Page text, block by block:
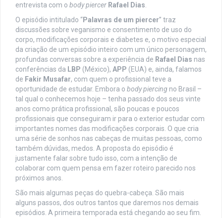
entrevista com o body piercer Rafael Dias
O episódio intitulado “Palavras de um piercer” traz
discussões sobre veganismo e consentimento de uso do
corpo, modificações corporais e diabetes e, o motivo especial
da criação de um episódio inteiro com um único personagem,
profundas conversas sobre a experiência de Rafael Dias nas
conferências da LBP (México), APP (EUA) e, ainda, falamos
de Fakir Musafar, com quem o profissional teve a
oportunidade de estudar. Embora o body piercing no Brasil –
tal qual o conhecemos hoje – tenha passado dos seus vinte
anos como prática profissional, são poucas e poucos
profissionais que conseguiram ir para o exterior estudar com
importantes nomes das modificações corporais. O que cria
uma série de sonhos nas cabeças de muitas pessoas, como
também dúvidas, medos. A proposta do episódio é
justamente falar sobre tudo isso, com a intenção de
colaborar com quem pensa em fazer roteiro parecido nos
próximos anos.
São mais algumas peças do quebra-cabeça. São mais
alguns passos, dos outros tantos que daremos nos demais
episódios. A primeira temporada está chegando ao seu fim.